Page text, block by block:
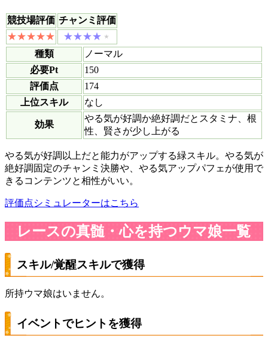
競技場評価 チャンミ評価
種類
ノーマル
必要Pt
150
評価点
174
上位スキル
なし
効果
やる気が好調か絶好調だとスタミナ、根
性、賢さが少し上がる
やる気が好調以上だと能力がアップする緑スキル。やる気が
絶好調固定のチャンミ決勝や、やる気アップパフェが使用で
きるコンテンツと相性がいい。
評価点シミュレーターはこちら
レースの真髄・心を持つウマ娘一覧
スキル/覚醒スキルで獲得
所持ウマ娘はいません。
イベントでヒントを獲得